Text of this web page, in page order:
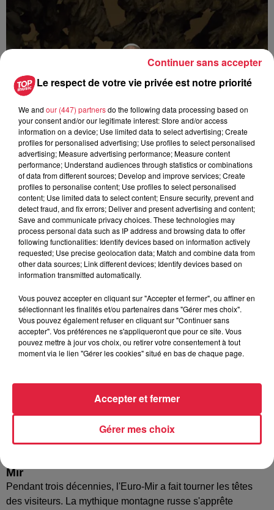
Les dernières infos sur la venue du pape à
Metz en septembre
Du 25 au 28 septembre, le pape Léon XIV fera son premier
voyage apostolique en France. Après une étape à Paris puis
à Lourdes, il se rendra à Metz, où il...
Mir
Pendant trois décennies, l'Euro-Mir a fait tourner les têtes
des visiteurs. La mythique montagne russe s'apprête
Le respect de votre vie privée est notre priorité
We and our (447) partnersdo the following data processing based on
your consent and/or our legitimate interest: Store and/or access
information on a device; Use limited data to select advertising; Create
profiles for personalised advertising; Use profiles to select personalised
advertising; Measure advertising performance; Measure content
performance; Understand audiences through statistics or combinations
of data from different sources; Develop and improve services; Create
profiles to personalise content; Use profiles to select personalised
content; Use limited data to select content; Ensure security, prevent and
detect fraud, and fix errors; Deliver and present advertising and content;
Save and communicate privacy choices. These technologies may
process personal data such as IP address and browsing data to offer
following functionalities: Identify devices based on information actively
requested; Use precise geolocation data; Match and combine data from
other data sources; Link different devices; Identify devices based on
information transmitted automatically.
Vous pouvez accepter en cliquant sur "Accepter et fermer", ou affiner en
sélectionnant les finalités et/ou partenaires dans "Gérer mes choix".
Vous pouvez également refuser en cliquant sur "Continuer sans
accepter". Vos préférences ne s'appliqueront que pour ce site. Vous
pouvez mettre à jour vos choix, ou retirer votre consentement à tout
moment via le lien "Gérer les cookies" situé en bas de chaque page.
Gérer mes choix
Accepter et fermer
Continuer sans accepter